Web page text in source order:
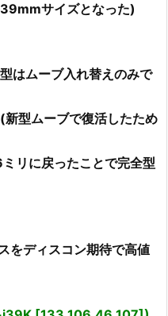
サイズとなった)
はムーブ入れ替えのみで
新型ムーブで復活したため
リに戻ったことで完全型
をディスコン期待で高値